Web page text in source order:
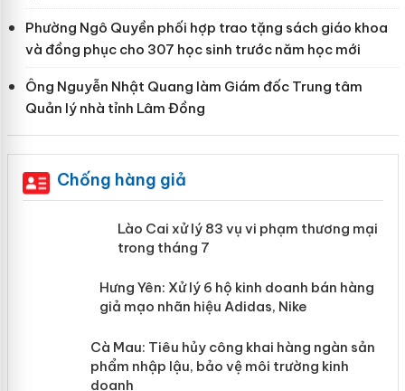
Phường Ngô Quyền phối hợp trao tặng sách giáo khoa
và đồng phục cho 307 học sinh trước năm học mới
Ông Nguyễn Nhật Quang làm Giám đốc Trung tâm
Quản lý nhà tỉnh Lâm Đồng
Chống hàng giả
Lào Cai xử lý 83 vụ vi phạm thương
mại trong tháng 7
Hưng Yên: Xử lý 6 hộ kinh doanh bán
hàng giả mạo nhãn hiệu Adidas, Nike